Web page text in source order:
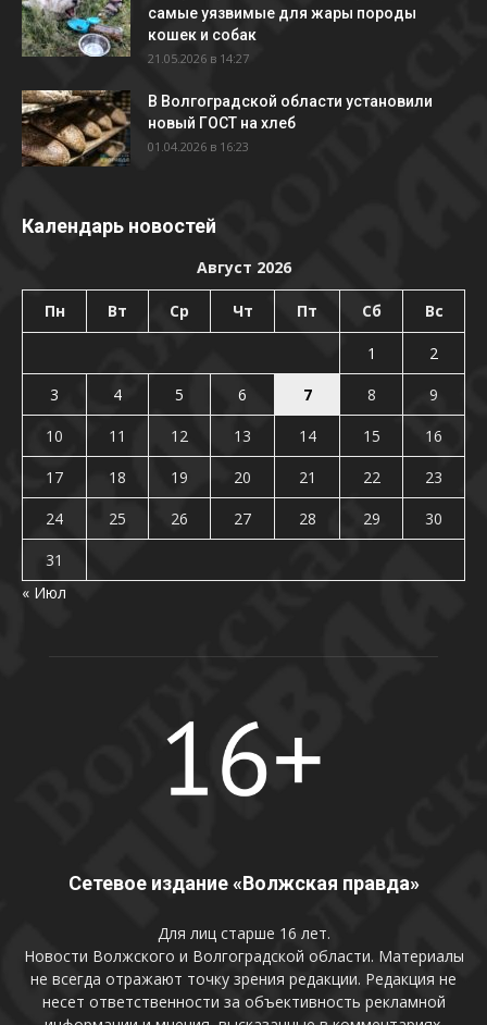
самые уязвимые для жары породы
кошек и собак
21.05.2026 в 14:27
В Волгоградской области установили
новый ГОСТ на хлеб
01.04.2026 в 16:23
Календарь новостей
Август 2026
Пн Вт Ср Чт Пт Сб Вс
1
2
3
4 5 6 7 8
9
10
11 12 13 14 15
16
17
18 19 20 21 22
23
24
25 26 27 28 29
30
31
« Июл
Сетевое издание «Волжская правда»
Для лиц старше 16 лет.
Новости Волжского и Волгоградской области. Материалы
не всегда отражают точку зрения редакции. Редакция не
несет ответственности за объективность рекламной